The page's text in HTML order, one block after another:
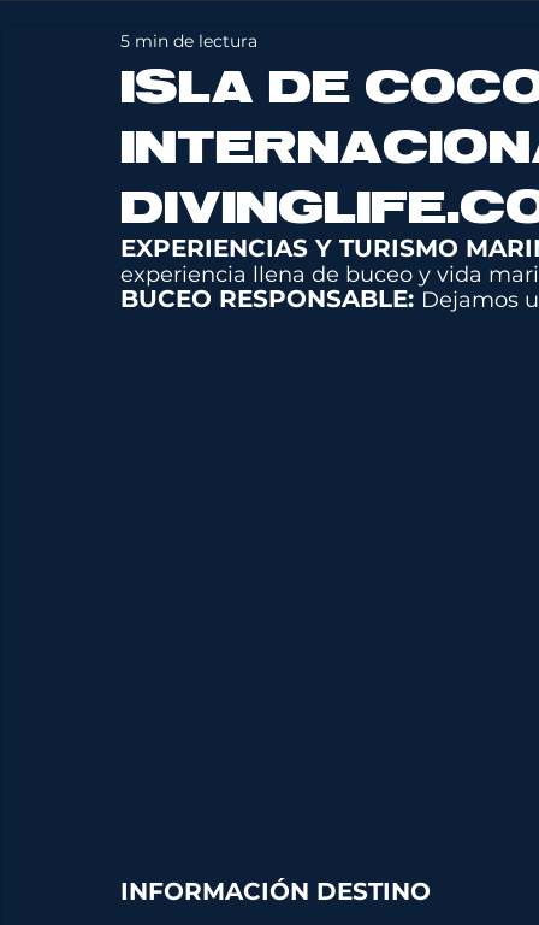
Requisitos internacionales
ISLA DE
5 min de lectura
EXPERIENCIAS Y TURISMO
experiencia llena de buceo y vida
BUCEO RESPONSABLE: Dejamos
INFORMACIÓN DESTINO